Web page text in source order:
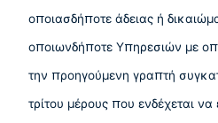
οποιασδήποτε άδειας ή
οποιωνδήποτε Υπηρεσιών με
την προηγούμενη γραπτή
τρίτου μέρους που ενδέχεται να